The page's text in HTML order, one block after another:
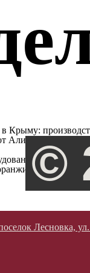
Крыму:
Алиготе и
и
розе),
Лесновка,
©